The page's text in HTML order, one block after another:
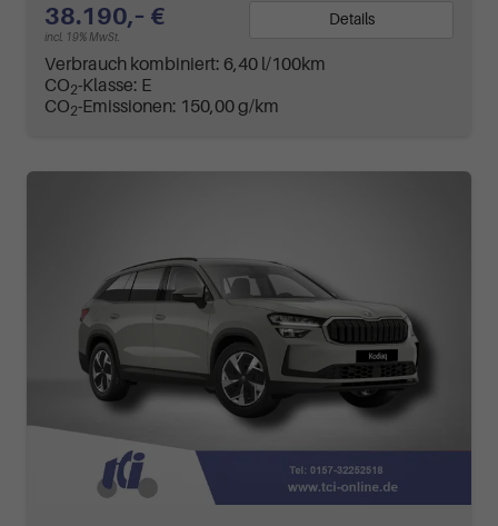
38.190,– €
incl. 19% MwSt.
Details
Verbrauch kombiniert: 6,40 l/100km
CO2-Klasse: E
CO2-Emissionen: 150,00 g/km